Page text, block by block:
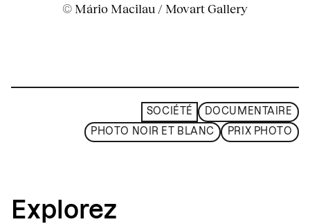
© Mário Macilau / Movart Gallery
SOCIÉTÉ DOCUMENTAIRE
PHOTO NOIR ET BLANC PRIX PHOTO
Explorez